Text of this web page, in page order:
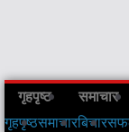
गृहपृष्ठ समाचार
गृहपृष्ठसमाचारबिचार